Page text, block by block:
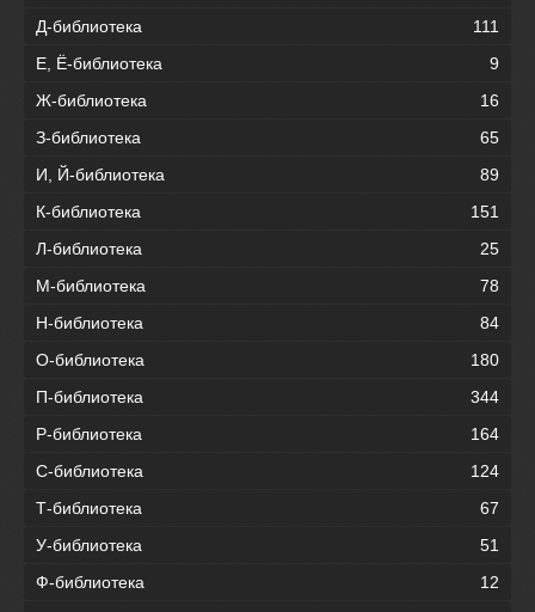
Д-библиотека
111
Е, Ё-библиотека
9
Ж-библиотека
16
З-библиотека
65
И, Й-библиотека
89
К-библиотека
151
Л-библиотека
25
М-библиотека
78
Н-библиотека
84
О-библиотека
180
П-библиотека
344
Р-библиотека
164
С-библиотека
124
Т-библиотека
67
У-библиотека
51
Ф-библиотека
12